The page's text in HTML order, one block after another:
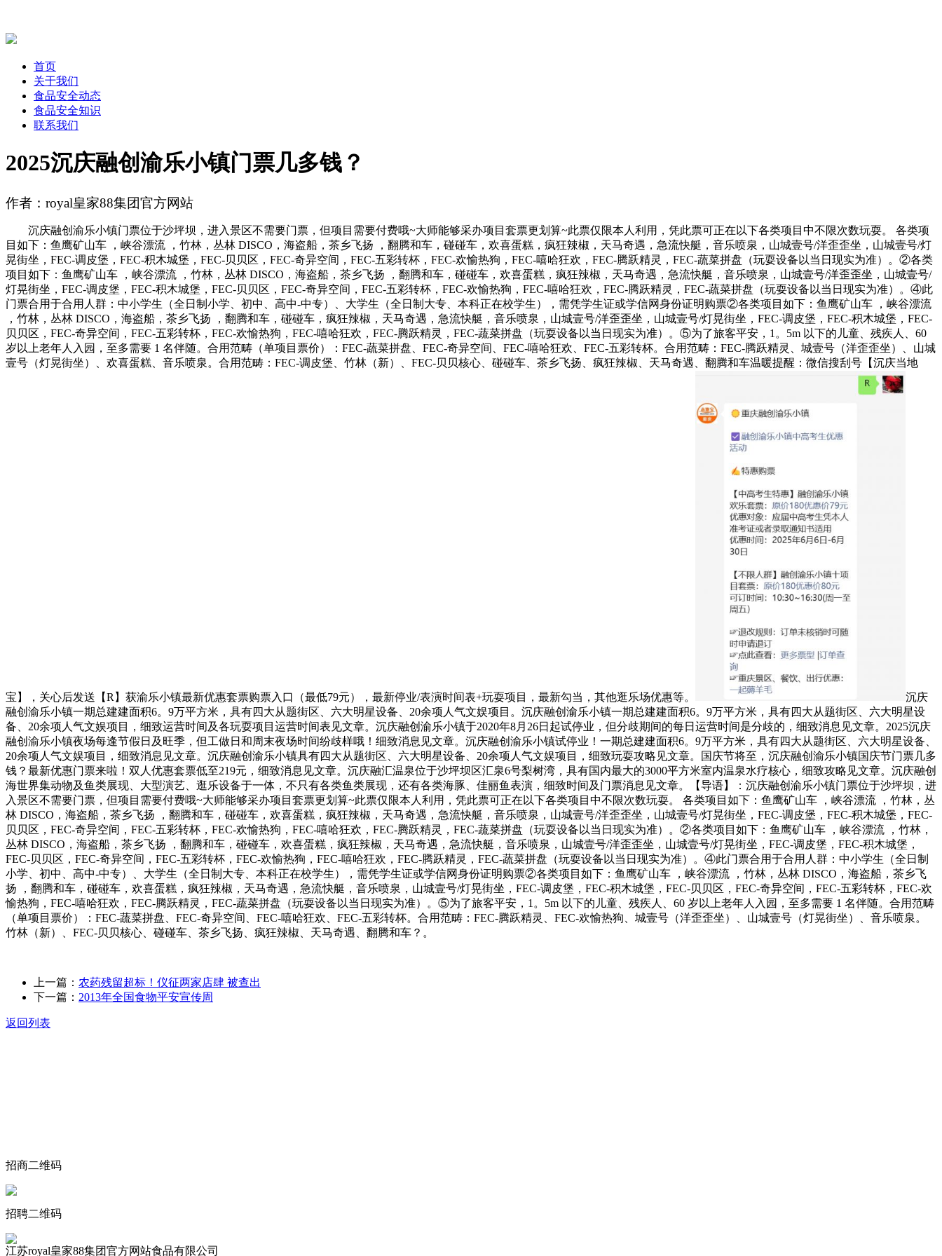
首页
关于我们
食品安全动态
食品安全知识
联系我们
2025沉庆融创渝乐小镇门票几多钱？
作者：royal皇家88集团官方网站
沉庆融创渝乐小镇门票位于沙坪坝，进入景区不需要门票，但项目需要付费哦~大师能够采办项目套票更划算~此票仅限本人利用，凭此票可正在以下各类项目中不限次数玩耍。 各类项
目如下：鱼鹰矿山车 ，峡谷漂流 ，竹林，丛林 DISCO，海盗船，茶乡飞扬 ，翻腾和车，碰碰车，欢喜蛋糕，疯狂辣椒，天马奇遇，急流快艇，音乐喷泉，山城壹号/洋歪歪坐，山城壹号/灯
晃街坐，FEC-调皮堡，FEC-积木城堡，FEC-贝贝区，FEC-奇异空间，FEC-五彩转杯，FEC-欢愉热狗，FEC-嘻哈狂欢，FEC-腾跃精灵，FEC-蔬菜拼盘（玩耍设备以当日现实为准）。②各类
项目如下：鱼鹰矿山车 ，峡谷漂流 ，竹林，丛林 DISCO，海盗船，茶乡飞扬 ，翻腾和车，碰碰车，欢喜蛋糕，疯狂辣椒，天马奇遇，急流快艇，音乐喷泉，山城壹号/洋歪歪坐，山城壹号/
灯晃街坐，FEC-调皮堡，FEC-积木城堡，FEC-贝贝区，FEC-奇异空间，FEC-五彩转杯，FEC-欢愉热狗，FEC-嘻哈狂欢，FEC-腾跃精灵，FEC-蔬菜拼盘（玩耍设备以当日现实为准）。④此
门票合用于合用人群：中小学生（全日制小学、初中、高中-中专）、大学生（全日制大专、本科正在校学生），需凭学生证或学信网身份证明购票②各类项目如下：鱼鹰矿山车 ，峡谷漂流
，竹林，丛林 DISCO，海盗船，茶乡飞扬 ，翻腾和车，碰碰车，疯狂辣椒，天马奇遇，急流快艇，音乐喷泉，山城壹号/洋歪歪坐，山城壹号/灯晃街坐，FEC-调皮堡，FEC-积木城堡，FEC-
贝贝区，FEC-奇异空间，FEC-五彩转杯，FEC-欢愉热狗，FEC-嘻哈狂欢，FEC-腾跃精灵，FEC-蔬菜拼盘（玩耍设备以当日现实为准）。⑤为了旅客平安，1。5m 以下的儿童、残疾人、60
岁以上老年人入园，至多需要 1 名伴随。合用范畴（单项目票价）：FEC-蔬菜拼盘、FEC-奇异空间、FEC-嘻哈狂欢、FEC-五彩转杯。合用范畴：FEC-腾跃精灵、城壹号（洋歪歪坐）、山城
壹号（灯晃街坐）、欢喜蛋糕、音乐喷泉。合用范畴：FEC-调皮堡、竹林（新）、FEC-贝贝核心、碰碰车、茶乡飞扬、疯狂辣椒、天马奇遇、翻腾和车温暖提醒：微信搜刮号【沉庆当地
宝】，关心后发送【R】获渝乐小镇最新优惠套票购票入口（最低79元），最新停业/表演时间表+玩耍项目，最新勾当，其他逛乐场优惠等。
沉庆
融创渝乐小镇一期总建建面积6。9万平方米，具有四大从题街区、六大明星设备、20余项人气文娱项目。沉庆融创渝乐小镇一期总建建面积6。9万平方米，具有四大从题街区、六大明星设
备、20余项人气文娱项目，细致运营时间及各玩耍项目运营时间表见文章。沉庆融创渝乐小镇于2020年8月26日起试停业，但分歧期间的每日运营时间是分歧的，细致消息见文章。2025沉庆
融创渝乐小镇夜场每逢节假日及旺季，但工做日和周末夜场时间纷歧样哦！细致消息见文章。沉庆融创渝乐小镇试停业！一期总建建面积6。9万平方米，具有四大从题街区、六大明星设备、
20余项人气文娱项目，细致消息见文章。沉庆融创渝乐小镇具有四大从题街区、六大明星设备、20余项人气文娱项目，细致玩耍攻略见文章。国庆节将至，沉庆融创渝乐小镇国庆节门票几多
钱？最新优惠门票来啦！双人优惠套票低至219元，细致消息见文章。沉庆融汇温泉位于沙坪坝区汇泉6号梨树湾，具有国内最大的3000平方米室内温泉水疗核心，细致攻略见文章。沉庆融创
海世界集动物及鱼类展现、大型演艺、逛乐设备于一体，不只有各类鱼类展现，还有各类海豚、佳丽鱼表演，细致时间及门票消息见文章。【导语】：沉庆融创渝乐小镇门票位于沙坪坝，进
入景区不需要门票，但项目需要付费哦~大师能够采办项目套票更划算~此票仅限本人利用，凭此票可正在以下各类项目中不限次数玩耍。 各类项目如下：鱼鹰矿山车 ，峡谷漂流 ，竹林，丛
林 DISCO，海盗船，茶乡飞扬 ，翻腾和车，碰碰车，欢喜蛋糕，疯狂辣椒，天马奇遇，急流快艇，音乐喷泉，山城壹号/洋歪歪坐，山城壹号/灯晃街坐，FEC-调皮堡，FEC-积木城堡，FEC-
贝贝区，FEC-奇异空间，FEC-五彩转杯，FEC-欢愉热狗，FEC-嘻哈狂欢，FEC-腾跃精灵，FEC-蔬菜拼盘（玩耍设备以当日现实为准）。②各类项目如下：鱼鹰矿山车 ，峡谷漂流 ，竹林，
丛林 DISCO，海盗船，茶乡飞扬 ，翻腾和车，碰碰车，欢喜蛋糕，疯狂辣椒，天马奇遇，急流快艇，音乐喷泉，山城壹号/洋歪歪坐，山城壹号/灯晃街坐，FEC-调皮堡，FEC-积木城堡，
FEC-贝贝区，FEC-奇异空间，FEC-五彩转杯，FEC-欢愉热狗，FEC-嘻哈狂欢，FEC-腾跃精灵，FEC-蔬菜拼盘（玩耍设备以当日现实为准）。④此门票合用于合用人群：中小学生（全日制
小学、初中、高中-中专）、大学生（全日制大专、本科正在校学生），需凭学生证或学信网身份证明购票②各类项目如下：鱼鹰矿山车 ，峡谷漂流 ，竹林，丛林 DISCO，海盗船，茶乡飞
扬 ，翻腾和车，碰碰车，欢喜蛋糕，疯狂辣椒，天马奇遇，急流快艇，音乐喷泉，山城壹号/灯晃街坐，FEC-调皮堡，FEC-积木城堡，FEC-贝贝区，FEC-奇异空间，FEC-五彩转杯，FEC-欢
愉热狗，FEC-嘻哈狂欢，FEC-腾跃精灵，FEC-蔬菜拼盘（玩耍设备以当日现实为准）。⑤为了旅客平安，1。5m 以下的儿童、残疾人、60 岁以上老年人入园，至多需要 1 名伴随。合用范畴
（单项目票价）：FEC-蔬菜拼盘、FEC-奇异空间、FEC-嘻哈狂欢、FEC-五彩转杯。合用范畴：FEC-腾跃精灵、FEC-欢愉热狗、城壹号（洋歪歪坐）、山城壹号（灯晃街坐）、音乐喷泉。
竹林（新）、FEC-贝贝核心、碰碰车、茶乡飞扬、疯狂辣椒、天马奇遇、翻腾和车？。
上一篇： 农药残留超标！仪征两家店肆 被查出
下一篇： 2013年全国食物平安宣传周
返回列表
招商二维码
招聘二维码
江苏royal皇家88集团官方网站食品有限公司